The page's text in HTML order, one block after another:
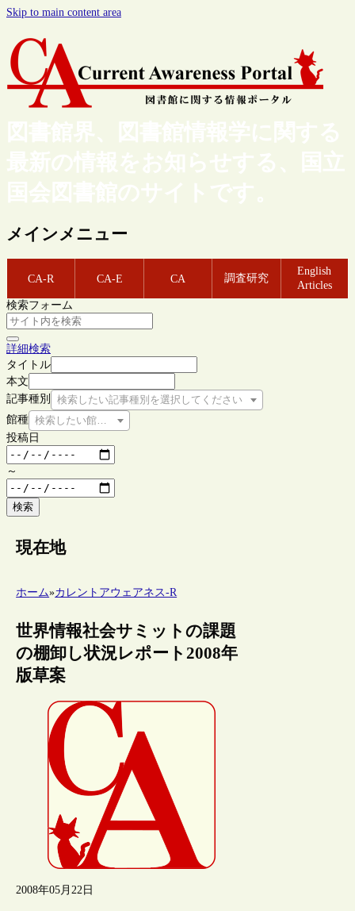
Skip to main content area
図書館界、図書館情報学に関する
最新の情報をお知らせする、国立
国会図書館のサイトです。
メインメニュー
CA-R CA-E CA 調査研究
English
Articles
検索フォーム
詳細検索
タイトル
本文
記事種別
検索したい記事種別を選択してください
館種 検索したい館種を選択してください
投稿日
～
検索
現在地
ホーム»カレントアウェアネス-R
世界情報社会サミットの課題
の棚卸し状況レポート2008年
版草案
2008年05月22日